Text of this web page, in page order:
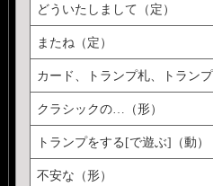
どういたしまして（定）
またね（定）
カード、トランプ札、トラン
クラシックの…（形）
トランプをする[で遊ぶ]（動）
不安な（形）